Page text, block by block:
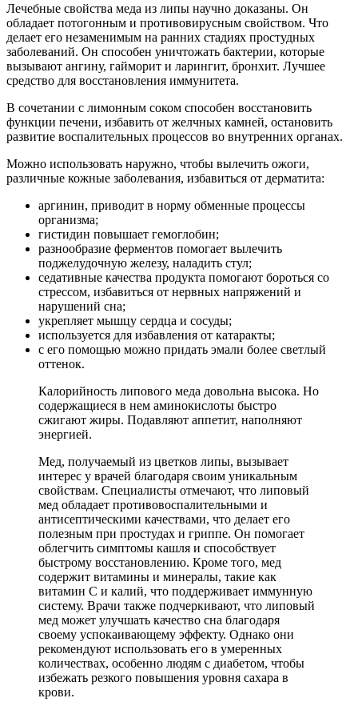
Лечебные свойства меда из липы научно доказаны. Он
обладает потогонным и противовирусным свойством. Что
делает его незаменимым на ранних стадиях простудных
заболеваний. Он способен уничтожать бактерии, которые
вызывают ангину, гайморит и ларингит, бронхит. Лучшее
средство для восстановления иммунитета.
В сочетании с лимонным соком способен восстановить
функции печени, избавить от желчных камней, остановить
развитие воспалительных процессов во внутренних органах.
Можно использовать наружно, чтобы вылечить ожоги,
различные кожные заболевания, избавиться от дерматита:
аргинин, приводит в норму обменные процессы
организма;
гистидин повышает гемоглобин;
разнообразие ферментов помогает вылечить
поджелудочную железу, наладить стул;
седативные качества продукта помогают бороться со
стрессом, избавиться от нервных напряжений и
нарушений сна;
укрепляет мышцу сердца и сосуды;
используется для избавления от катаракты;
с его помощью можно придать эмали более светлый
оттенок.
Калорийность липового меда довольна высока. Но
содержащиеся в нем аминокислоты быстро
сжигают жиры. Подавляют аппетит, наполняют
энергией.
Мед, получаемый из цветков липы, вызывает
интерес у врачей благодаря своим уникальным
свойствам. Специалисты отмечают, что липовый
мед обладает противовоспалительными и
антисептическими качествами, что делает его
полезным при простудах и гриппе. Он помогает
облегчить симптомы кашля и способствует
быстрому восстановлению. Кроме того, мед
содержит витамины и минералы, такие как
витамин C и калий, что поддерживает иммунную
систему. Врачи также подчеркивают, что липовый
мед может улучшать качество сна благодаря
своему успокаивающему эффекту. Однако они
рекомендуют использовать его в умеренных
количествах, особенно людям с диабетом, чтобы
избежать резкого повышения уровня сахара в
крови.